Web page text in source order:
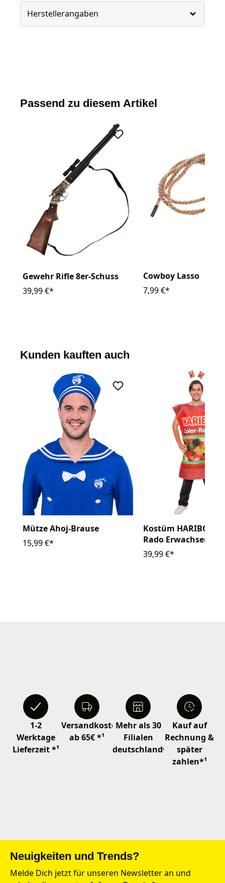
Herstellerangaben
Passend zu diesem Artikel
Gewehr Rifle 8er-Schuss
39,99 €*
Cowboy Lasso
7,99 €*
Kunden kauften auch
Mütze Ahoj-Brause
15,99 €*
Kostüm HARIBO
Rado Erwachsene
39,99 €*
1-2
Werktage
Lieferzeit *¹
Versandkostenfrei
ab 65€ *¹
Mehr als 30
Filialen
deutschlandweit
Kauf auf
Rechnung &
später
zahlen*¹
Neuigkeiten und Trends?
Melde Dich jetzt für unseren Newsletter an und